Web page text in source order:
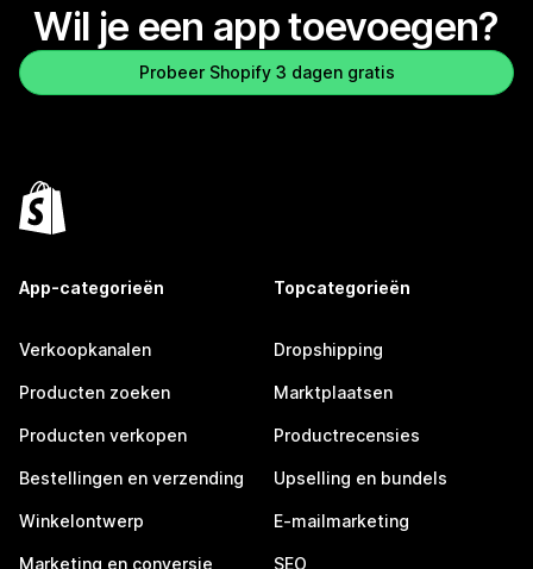
Wil je een app toevoegen?
Probeer Shopify 3 dagen gratis
App-categorieën
Verkoopkanalen
Producten zoeken
Producten verkopen
Bestellingen en verzending
Winkelontwerp
Marketing en conversie
Topcategorieën
Dropshipping
Marktplaatsen
Productrecensies
Upselling en bundels
E-mailmarketing
SEO